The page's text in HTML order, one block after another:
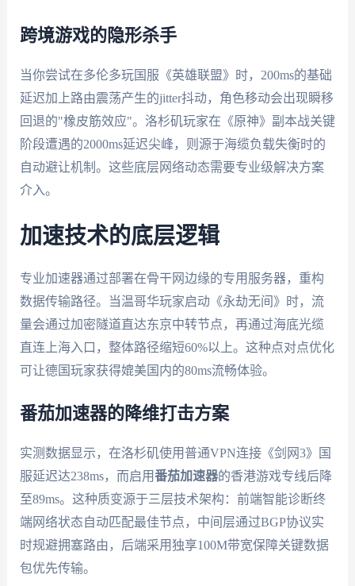
跨境游戏的隐形杀手
当你尝试在多伦多玩国服《英雄联盟》时，200ms的基础
延迟加上路由震荡产生的jitter抖动，角色移动会出现瞬移
回退的"橡皮筋效应"。洛杉矶玩家在《原神》副本战关键
阶段遭遇的2000ms延迟尖峰，则源于海缆负载失衡时的
自动避让机制。这些底层网络动态需要专业级解决方案
介入。
加速技术的底层逻辑
专业加速器通过部署在骨干网边缘的专用服务器，重构
数据传输路径。当温哥华玩家启动《永劫无间》时，流
量会通过加密隧道直达东京中转节点，再通过海底光缆
直连上海入口，整体路径缩短60%以上。这种点对点优化
可让德国玩家获得媲美国内的80ms流畅体验。
番茄加速器的降维打击方案
实测数据显示，在洛杉矶使用普通VPN连接《剑网3》国
服延迟达238ms，而启用番茄加速器的香港游戏专线后降
至89ms。这种质变源于三层技术架构：前端智能诊断终
端网络状态自动匹配最佳节点，中间层通过BGP协议实
时规避拥塞路由，后端采用独享100M带宽保障关键数据
包优先传输。